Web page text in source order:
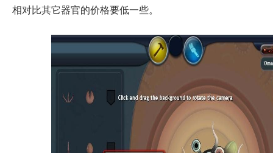
相对比其它器官的价格要低一些。